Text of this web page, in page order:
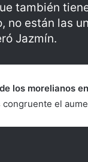
también
no están las
Jazmín.
los morelianos
el